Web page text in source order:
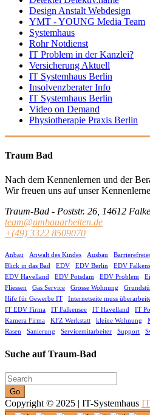
Design Anstalt Webdesign
YMT - YOUNG Media Team
Systemhaus
Rohr Notdienst
IT Problem in der Kanzlei?
Versicherung Aktuell
IT Systemhaus Berlin
Insolvenzberater Info
IT Systemhaus Berlin
Video on Demand
Physiotherapie Praxis Berlin
Traum Bad
Nach dem Kennenlernen und der
Wir freuen uns auf unser
Traum-Bad - Poststr. 26, 14612
team@umbauarbeiten.de
+(49) 3322 8509070
Anbau Anwalt des Kindes Ausbau
Blick in das Bad
EDV EDV Berlin EDV
EDV Havelland
EDV Potsdam EDV Problem
Fliessen
Gas Service Grosse Wohnung
Hife für Gewerbe IT
Internetseite muss
IT EDV Firma
IT Falkensee IT Havelland IT
Kamera Firma
KFZ Werkstatt kleine Wohnung
Rasen
Sanierung Servicemitarbeiter Support
Suche auf Traum-Bad
Go
Copyright © 2025 | IT-Systemhaus